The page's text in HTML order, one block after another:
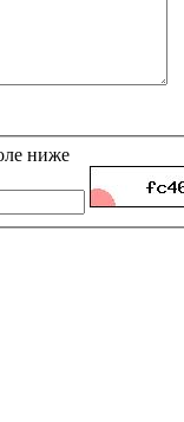
ниже